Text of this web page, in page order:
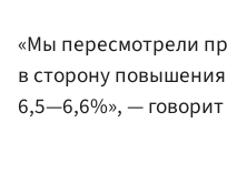
«Мы пересмотрели
в сторону
6,5—6,6%», —